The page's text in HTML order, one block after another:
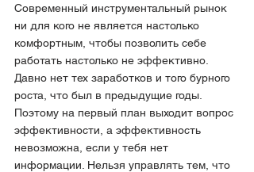
Современный инструментальный рынок
ни для кого не является настолько
комфортным, чтобы позволить себе
работать настолько не эффективно.
Давно нет тех заработков и того бурного
роста, что был в предыдущие годы.
Поэтому на первый план выходит вопрос
эффективности, а эффективность
невозможна, если у тебя нет
информации. Нельзя управлять тем, что